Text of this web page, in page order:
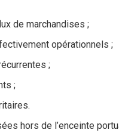
de marchandises ;
opérationnels ;
;
;
hors de l’enceinte